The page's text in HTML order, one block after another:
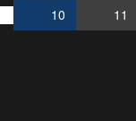
10
11